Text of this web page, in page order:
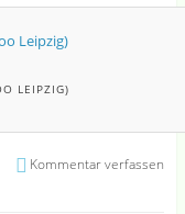
LEIPZIG)
Kommentar verfassen